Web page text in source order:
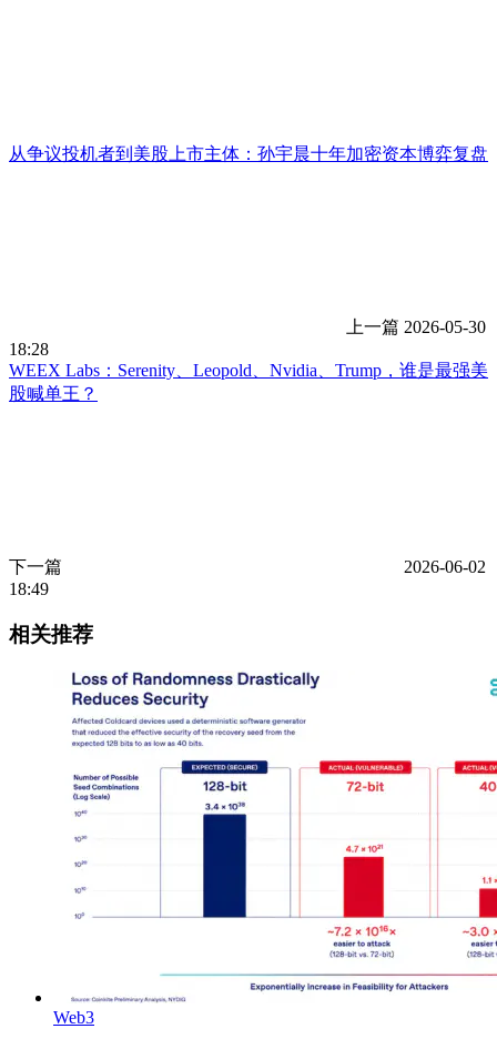
从争议投机者到美股上市主体：孙宇晨十年加密资本博弈复盘
上一篇 2026-05-30
18:28
WEEX Labs：Serenity、Leopold、Nvidia、Trump，谁是最强美
股喊单王？
下一篇
2026-06-02
18:49
相关推荐
Web3